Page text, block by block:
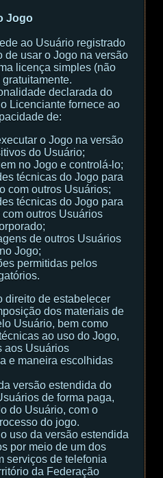
Jogo
ao Usuário registrado
de usar o Jogo na versão
licença simples (não
declarada do
Licenciante fornece ao
de:
o Jogo na versão
do Usuário;
no Jogo e controlá-lo;
técnicas do Jogo para
com outros Usuários;
técnicas do Jogo para
outros Usuários
de outros Usuários
Jogo;
permitidas pelos
direito de estabelecer
dos materiais de
Usuário, bem como
ao uso do Jogo,
aos Usuários
e maneira escolhidas
versão estendida do
de forma paga,
do Usuário, com o
do jogo.
uso da versão estendida
por meio de um dos
serviços de telefonia
da Federação